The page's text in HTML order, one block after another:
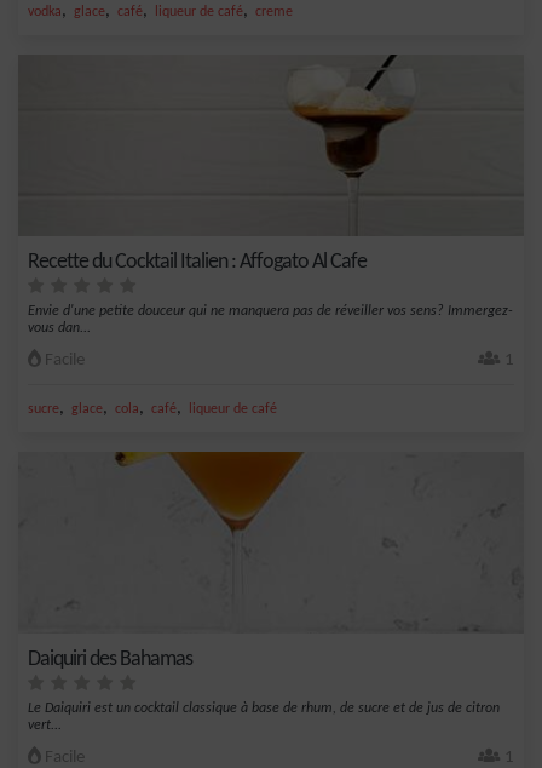
vodka, glace, café, liqueur de café, creme
Recette du Cocktail Italien : Affogato Al Cafe
Envie d'une petite douceur qui ne manquera pas de réveiller vos sens? Immergez-
vous dan...
Facile 1
sucre, glace, cola, café, liqueur de café
Daiquiri des Bahamas
Le Daiquiri est un cocktail classique à base de rhum, de sucre et de jus de citron
vert...
Facile 1